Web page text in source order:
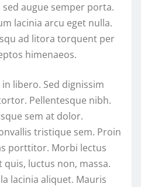
augue semper porta.
lacinia arcu eget nulla.
ad litora torquent per
himenaeos.
libero. Sed dignissim
Pellentesque nibh.
sem at dolor.
tristique sem. Proin
porttitor. Morbi lectus
quis, luctus non, massa.
lacinia aliquet. Mauris